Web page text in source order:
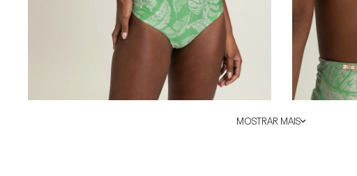
MOSTRAR MAIS